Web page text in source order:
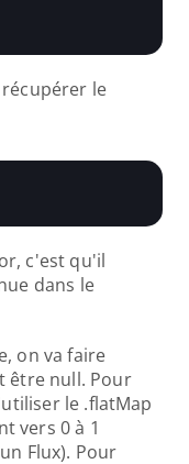
le
c'est qu'il
dans le
être null. Pour
le .flatMap
vers 0 à 1
Flux). Pour